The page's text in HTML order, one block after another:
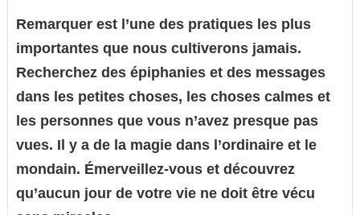
Remarquer est l’une des pratiques les plus
importantes que nous cultiverons jamais.
Recherchez des épiphanies et des messages
dans les petites choses, les choses calmes et
les personnes que vous n’avez presque pas
vues. Il y a de la magie dans l’ordinaire et le
mondain. Émerveillez-vous et découvrez
qu’aucun jour de votre vie ne doit être vécu